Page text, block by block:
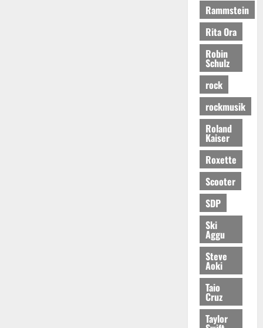
Rammstein
Rita Ora
Robin
Schulz
rock
rockmusik
Roland
Kaiser
Roxette
Scooter
SDP
Ski
Aggu
Steve
Aoki
Taio
Cruz
Taylor